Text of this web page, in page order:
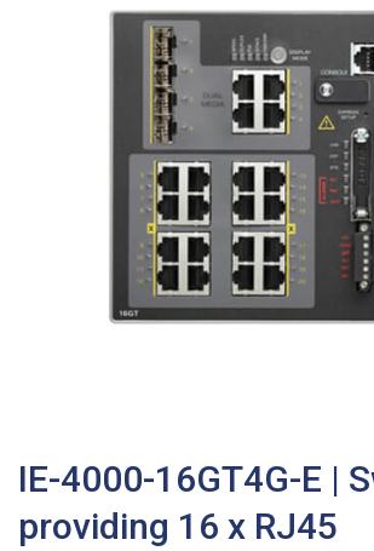
IE-4000-16GT4G-E |
providing 16 x RJ45